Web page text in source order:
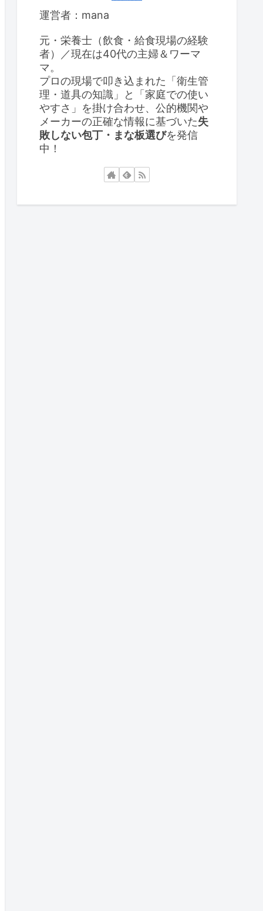
運営者：mana
元・栄養士（飲食・給食現場の経験
者）／現在は40代の主婦＆ワーマ
マ。
プロの現場で叩き込まれた「衛生管
理・道具の知識」と「家庭での使い
やすさ」を掛け合わせ、公的機関や
メーカーの正確な情報に基づいた失
敗しない包丁・まな板選びを発信
中！